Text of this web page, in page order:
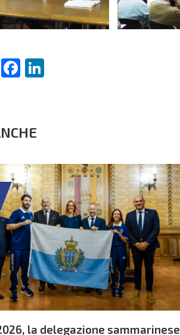
Pinterest
Facebook
la delegazione sammarinese